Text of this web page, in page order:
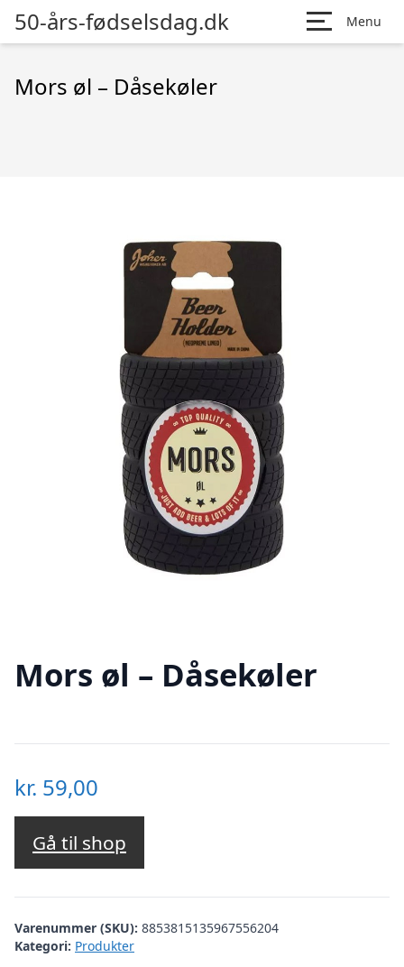
50-års-fødselsdag.dk Menu
Mors øl – Dåsekøler
Mors øl – Dåsekøler
kr. 59,00
Gå til shop
Varenummer (SKU): 8853815135967556204
Kategori: Produkter